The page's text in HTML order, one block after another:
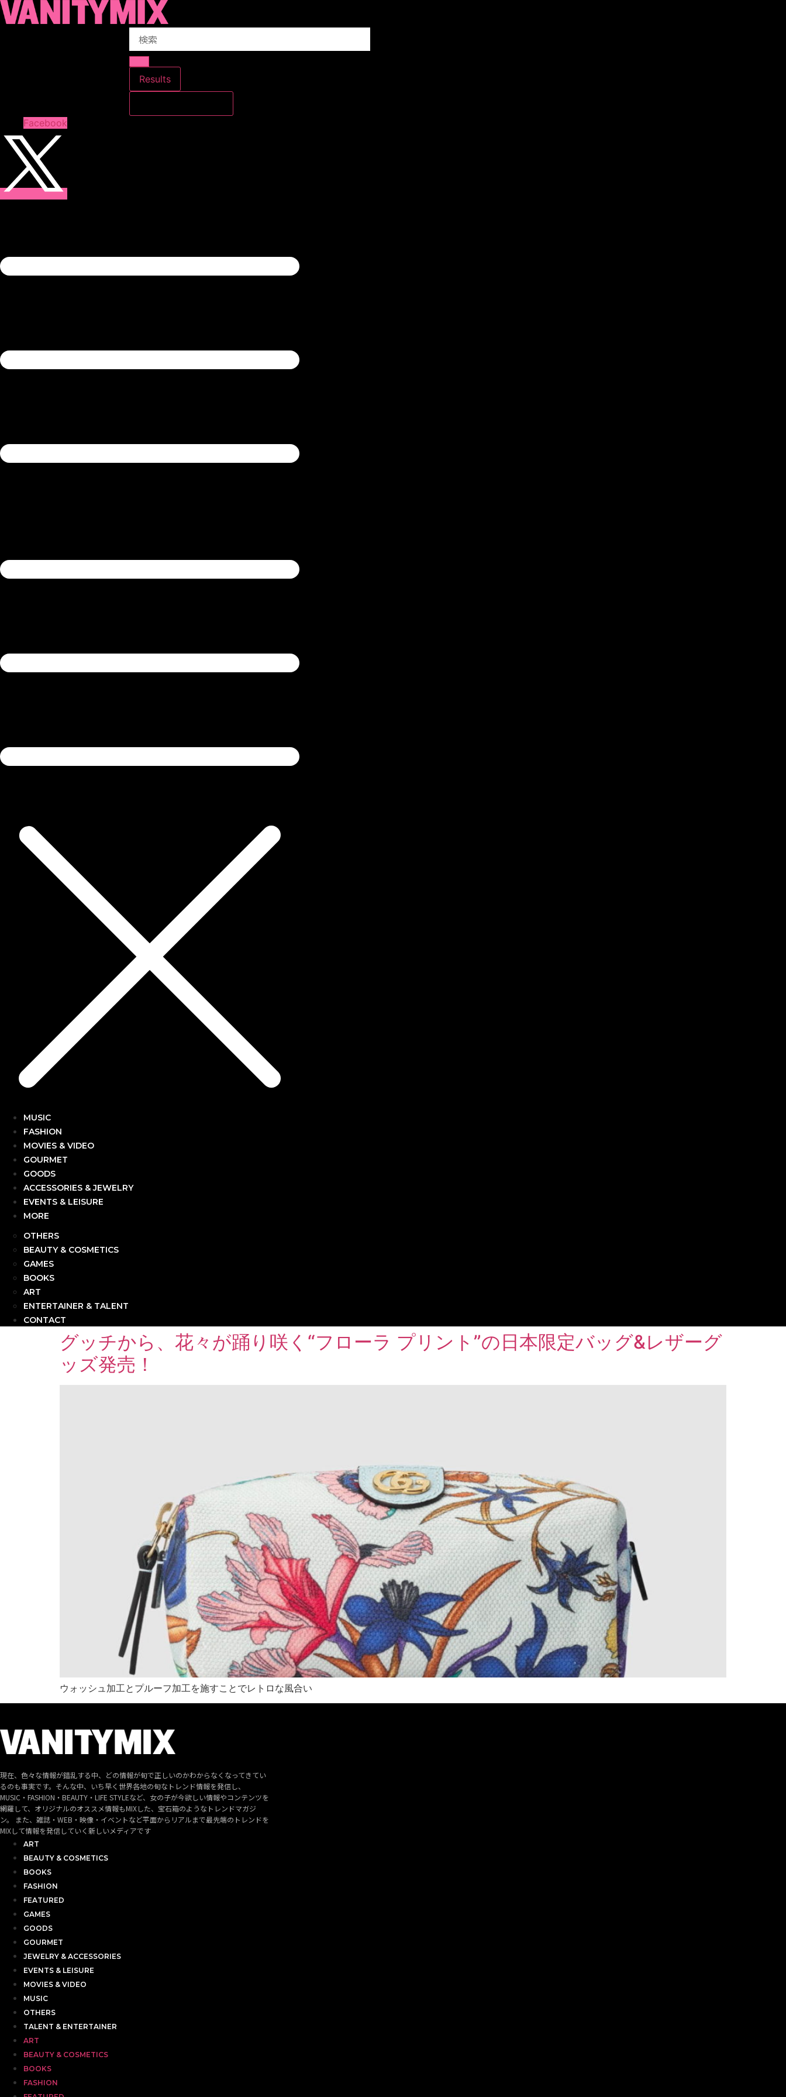
コ
ン
プ
Search
Results
Facebook
MUSIC
FASHION
MOVIES & VIDEO
GOURMET
GOODS
ACCESSORIES & JEWELRY
EVENTS & LEISURE
MORE
OTHERS
BEAUTY & COSMETICS
GAMES
BOOKS
ART
ENTERTAINER & TALENT
CONTACT
グッチから、花々が踊り咲く“フローラ プリント”の日本限定バッグ&レザーグ
ッズ発売！
ウォッシュ加工とプルーフ加工を施すことでレトロな風合い
現在、色々な情報が錯乱する中、どの情報が旬で正しいのかわからなくなってきてい
るのも事実です。そんな中、いち早く世界各地の旬なトレンド情報を発信し、
MUSIC・FASHION・BEAUTY・LIFE STYLEなど、女の子が今欲しい情報やコンテンツを
網羅して、オリジナルのオススメ情報もMIXした、宝石箱のようなトレンドマガジ
ン。 また、雑誌・WEB・映像・イベントなど平面からリアルまで最先端のトレンドを
MIXして情報を発信していく新しいメディアです
ART
BEAUTY & COSMETICS
BOOKS
FASHION
FEATURED
GAMES
GOODS
GOURMET
JEWELRY & ACCESSORIES
EVENTS & LEISURE
MOVIES & VIDEO
MUSIC
OTHERS
TALENT & ENTERTAINER
ART
BEAUTY & COSMETICS
BOOKS
FASHION